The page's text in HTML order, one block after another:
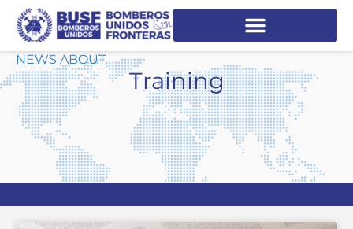
NEWS ABOUT
Training